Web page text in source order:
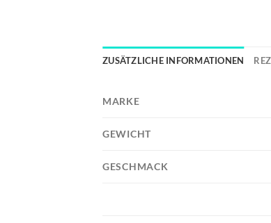
ZUSÄTZLICHE INFORMATIONEN
MARKE
GEWICHT
GESCHMACK